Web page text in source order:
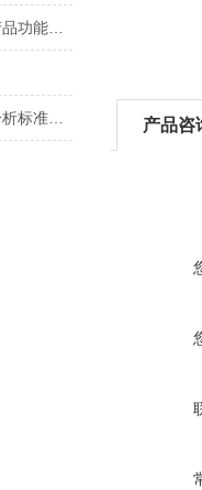
可燃气体报警器分析仪产品功能有哪些呢？
离心机氧含量分析仪的分析标准及优势 产品咨